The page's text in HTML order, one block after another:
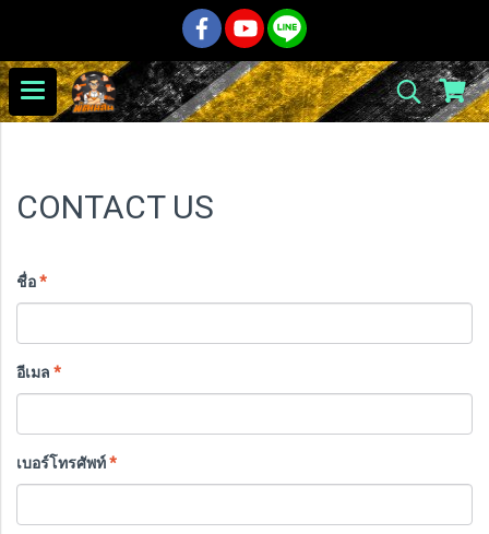
CONTACT US
ชื่อ*
อีเมล *
เบอร์โทรศัพท์*